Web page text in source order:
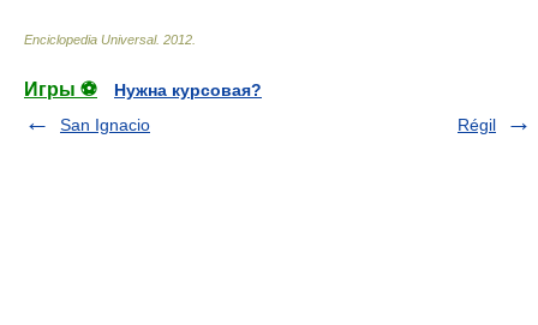
Enciclopedia Universal. 2012
Игры ⚽
Нужна курсовая?
San Ignacio
Régil